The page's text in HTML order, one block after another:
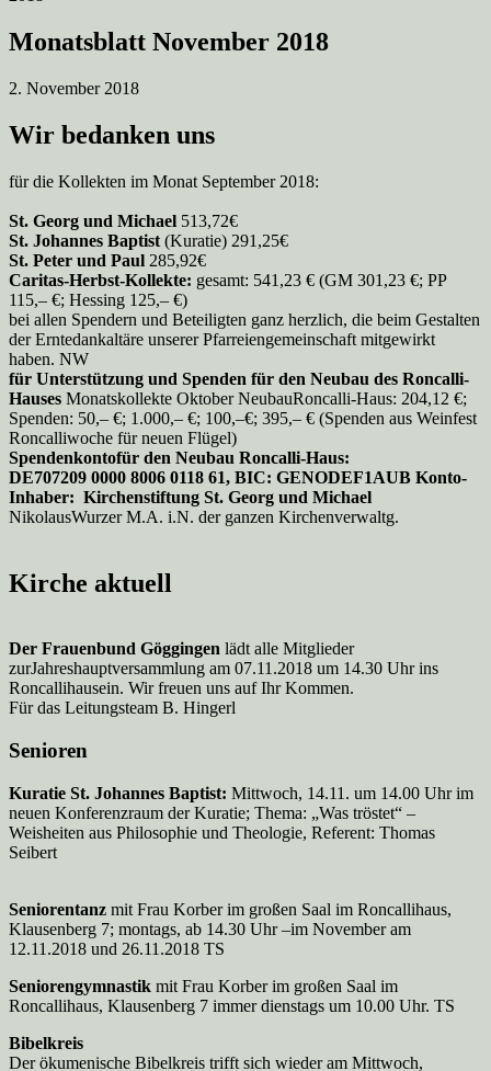
Monatsblatt November 2018
2. November 2018
Wir bedanken uns
für die Kollekten im Monat September 2018:
St. Georg und Michael 513,72€
St. Johannes Baptist (Kuratie) 291,25€
St. Peter und Paul 285,92€
Caritas-Herbst-Kollekte: gesamt: 541,23 € (GM 301,23 €; PP
115,– €; Hessing 125,– €)
bei allen Spendern und Beteiligten ganz herzlich, die beim Gestalten
der Erntedankaltäre unserer Pfarreiengemeinschaft mitgewirkt
haben. NW
für Unterstützung und Spenden für den Neubau des Roncalli-
Hauses Monatskollekte Oktober NeubauRoncalli-Haus: 204,12 €;
Spenden: 50,– €; 1.000,– €; 100,–€; 395,– € (Spenden aus Weinfest
Roncalliwoche für neuen Flügel)
Spendenkontofür den Neubau Roncalli-Haus:
DE707209 0000 8006 0118 61, BIC: GENODEF1AUB Konto-
Inhaber: Kirchenstiftung St. Georg und Michael
NikolausWurzer M.A. i.N. der ganzen Kirchenverwaltg.
Kirche aktuell
Der Frauenbund Göggingen lädt alle Mitglieder
zurJahreshauptversammlung am 07.11.2018 um 14.30 Uhr ins
Roncallihausein. Wir freuen uns auf Ihr Kommen.
Für das Leitungsteam B. Hingerl
Senioren
Kuratie St. Johannes Baptist: Mittwoch, 14.11. um 14.00 Uhr im
neuen Konferenzraum der Kuratie; Thema: „Was tröstet“ –
Weisheiten aus Philosophie und Theologie, Referent: Thomas
Seibert
Seniorentanz mit Frau Korber im großen Saal im Roncallihaus,
Klausenberg 7; montags, ab 14.30 Uhr –im November am
12.11.2018 und 26.11.2018 TS
Seniorengymnastik mit Frau Korber im großen Saal im
Roncallihaus, Klausenberg 7 immer dienstags um 10.00 Uhr. TS
Bibelkreis
Der ökumenische Bibelkreis trifft sich wieder am Mittwoch,